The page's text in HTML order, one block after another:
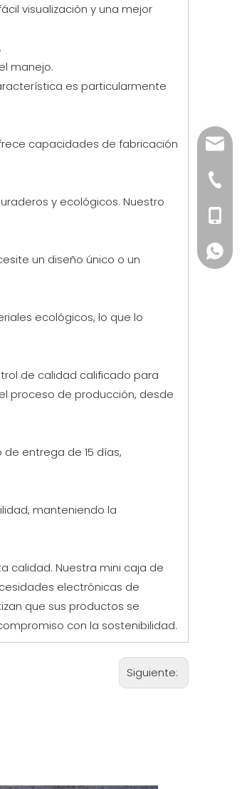
visualización y una mejor
manejo.
es particularmente
capacidades de fabricación
y ecológicos. Nuestro
un diseño único o un
ecológicos, lo que lo
de calidad calificado para
proceso de producción, desde
entrega de 15 días,
manteniendo la
calidad. Nuestra mini caja de
electrónicas de
que sus productos se
con la sostenibilidad.
Siguiente:
+86-
+86-